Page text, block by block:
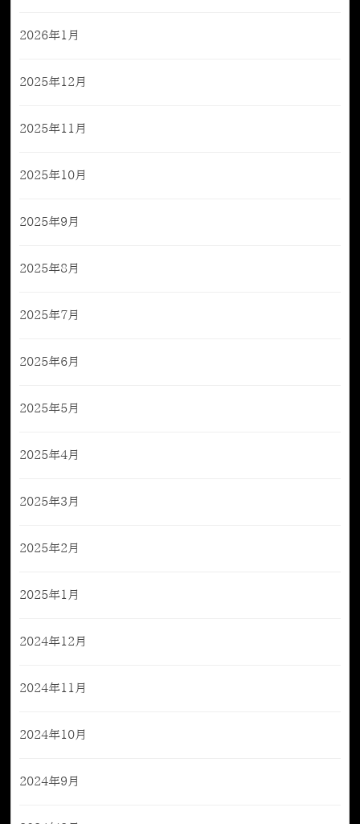
2026年1月
2025年12月
2025年11月
2025年10月
2025年9月
2025年8月
2025年7月
2025年6月
2025年5月
2025年4月
2025年3月
2025年2月
2025年1月
2024年12月
2024年11月
2024年10月
2024年9月